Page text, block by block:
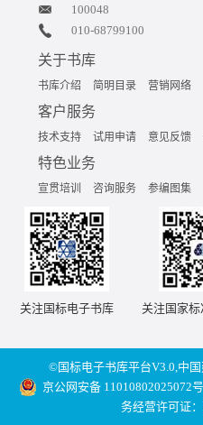
100048
010-68799100
关于书库
书库介绍 简明目录 营销网络
客户服务
技术支持 试用申请 意见反馈
特色业务
宣贯培训 咨询服务 参编图集
关注国标电子书库 关注国家
©国标电子书库平台V3.0,中
京公网安备 11010802025072号
务经营许可证